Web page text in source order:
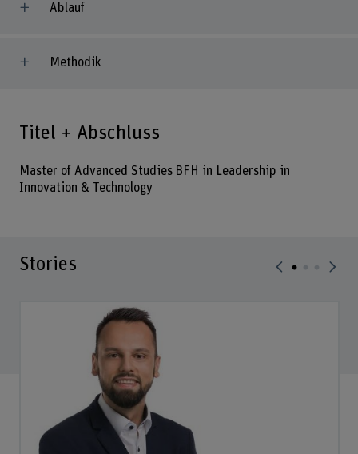
Ablauf
Methodik
Titel + Abschluss
Master of Advanced Studies BFH in Leadership in
Innovation & Technology
Stories